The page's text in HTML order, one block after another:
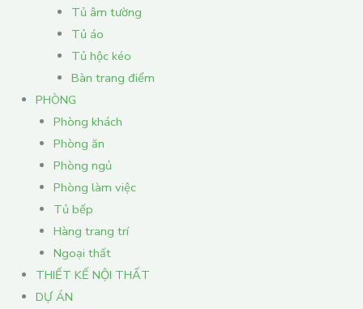
Tủ âm tường
Tủ áo
Tủ hộc kéo
Bàn trang điểm
PHÒNG
Phòng khách
Phòng ăn
Phòng ngủ
Phòng làm việc
Tủ bếp
Hàng trang trí
Ngoại thất
THIẾT KẾ NỘI THẤT
DỰ ÁN